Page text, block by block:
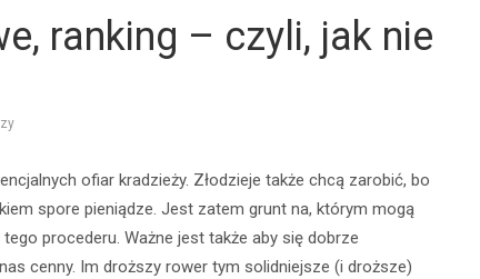
ranking – czyli, jak nie
ofiar kradzieży. Złodzieje także chcą zarobić, bo
spore pieniądze. Jest zatem grunt na, którym mogą
procederu. Ważne jest także aby się dobrze
cenny. Im droższy rower tym solidniejsze (i droższe)